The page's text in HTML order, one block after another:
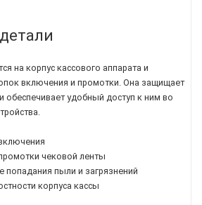
на корпус кассового аппарата и
включения и промотки. Она защищает
обеспечивает удобный доступ к ним во
чековой ленты
попадания пыли и загрязнений
корпуса кассы